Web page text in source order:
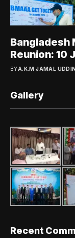
Bangladesh
Reunion: 10
BYA.K.M JAMAL
Gallery
Recent